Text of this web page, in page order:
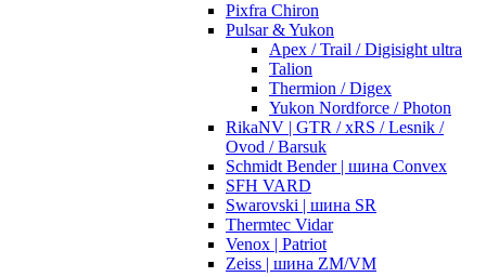
Pixfra Chiron
Pulsar & Yukon
Apex / Trail / Digisight ultra
Talion
Thermion / Digex
Yukon Nordforce / Photon
RikaNV | GTR / xRS / Lesnik /
Ovod / Barsuk
Schmidt Bender | шина Convex
SFH VARD
Swarovski | шина SR
Thermtec Vidar
Venox | Patriot
Zeiss | шина ZM/VM